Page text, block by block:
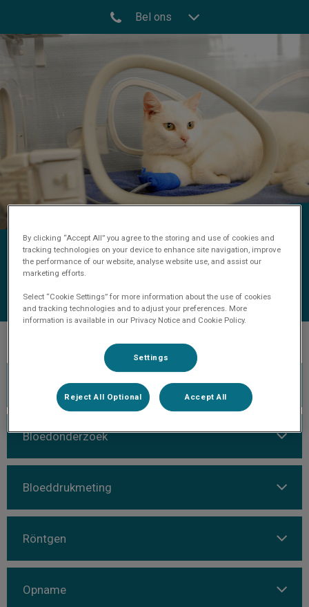
Bel ons
Onderzoek
Bloedonderzoek
Bloeddrukmeting
Röntgen
Opname
By clicking “Accept All” you agree to the storing and use of cookies and
tracking technologies on your device to enhance site navigation, improve
the performance of our website, analyse website use, and assist our
marketing efforts.
Select “Cookie Settings” for more information about the use of cookies
and tracking technologies and to adjust your preferences. More
information is available in our Privacy Notice and Cookie Policy.
Settings
Reject All Optional Accept All